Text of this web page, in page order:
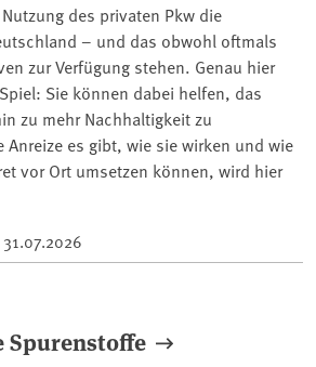
des privaten Pkw die
– und das obwohl oftmals
zur Verfügung stehen. Genau hier
Sie können dabei helfen, das
zu mehr Nachhaltigkeit zu
Anreize es gibt, wie sie wirken und wie
vor Ort umsetzen können, wird hier
31.07.2026
Spurenstoffe